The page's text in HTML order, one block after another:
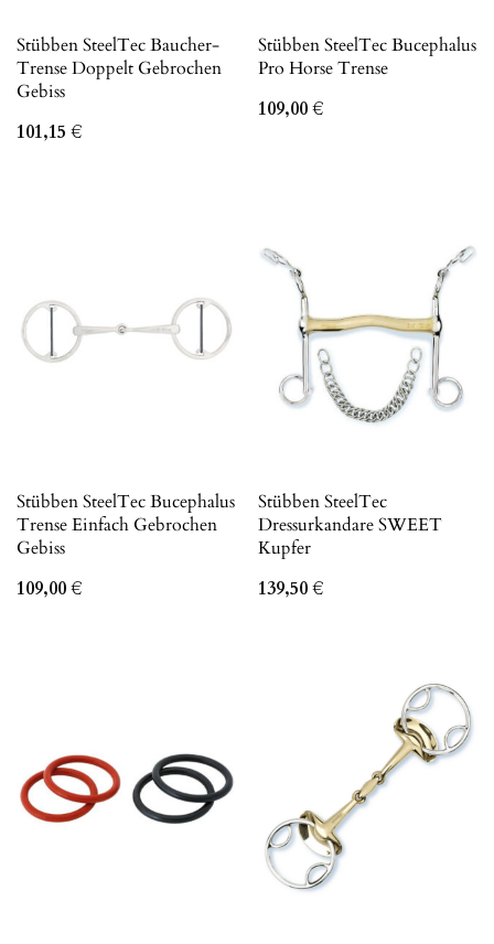
Stübben SteelTec Baucher-
Trense Doppelt Gebrochen
Gebiss
101,15 €
Stübben SteelTec Bucephalus
Pro Horse Trense
109,00€
Stübben SteelTec Bucephalus
Trense Einfach Gebrochen
Gebiss
109,00€
Stübben SteelTec
Dressurkandare SWEET
Kupfer
139,50€